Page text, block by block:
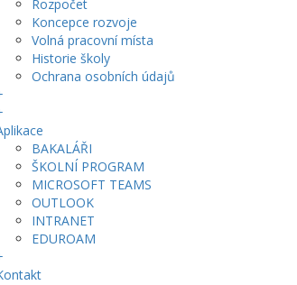
Rozpočet
Koncepce rozvoje
Volná pracovní místa
Historie školy
Ochrana osobních údajů
BAKALÁŘI
ŠKOLNÍ PROGRAM
MICROSOFT TEAMS
OUTLOOK
INTRANET
EDUROAM